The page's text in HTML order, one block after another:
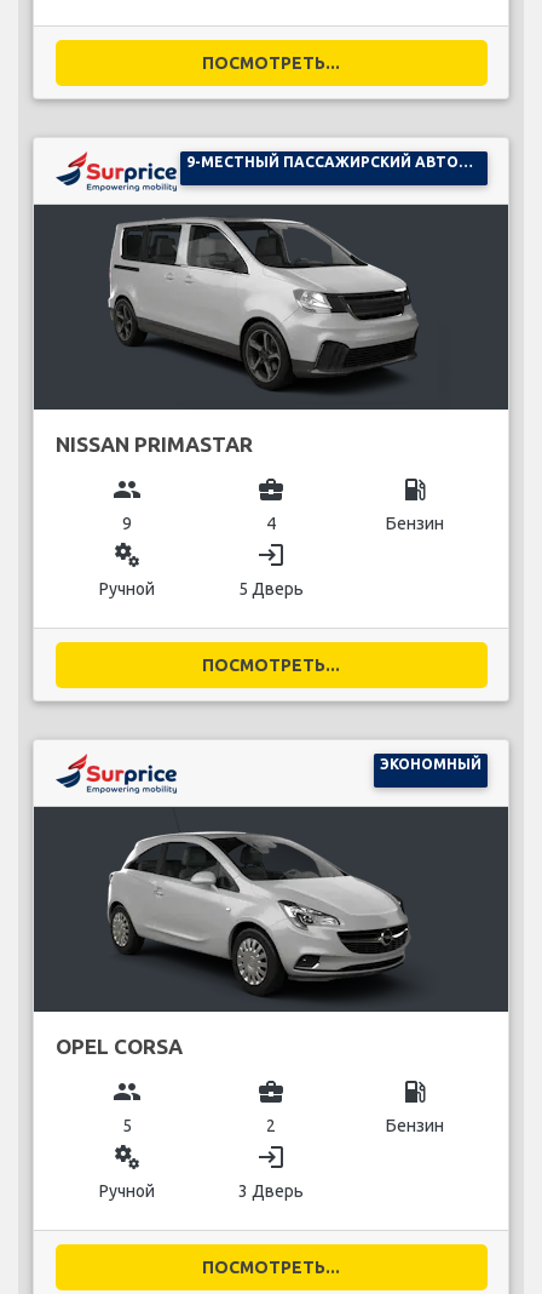
ПОСМОТРЕТЬ...
NISSAN PRIMASTAR
group
9
business_center
4
local_gas_station
Бензин
miscellaneous_services
Ручной
login
5 Дверь
ПОСМОТРЕТЬ...
ЭКОНОМНЫЙ
OPEL CORSA
group
5
business_center
2
local_gas_station
Бензин
miscellaneous_services
Ручной
login
3 Дверь
ПОСМОТРЕТЬ...